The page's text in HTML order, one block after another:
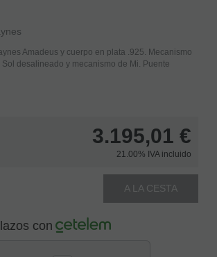
Amadeus y cuerpo en plata .925. Mecanismo
desalineado y mecanismo de Mi. Puente
3.195,01 €
21.00% IVA incluido
A LA CESTA
con